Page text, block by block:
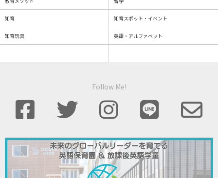
知育 知育スポット・イベント
知育玩具 英語・アルファベット
Follow Me!